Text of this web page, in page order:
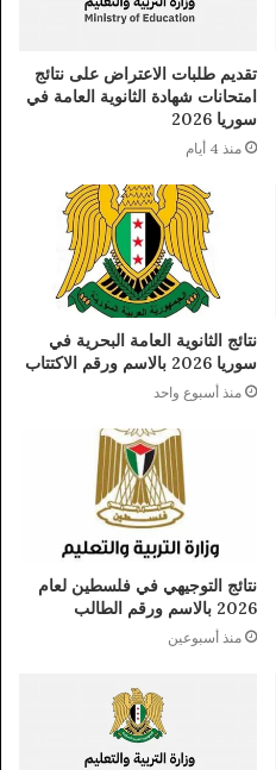
تقديم طلبات الاعتراض على نتائج
امتحانات شهادة الثانوية العامة في
سوريا 2026
منذ 4 أيام
نتائج الثانوية العامة البحرية في
سوريا 2026 بالاسم ورقم الاكتتاب
منذ أسبوع واحد
نتائج التوجيهي في فلسطين لعام
2026 بالاسم ورقم الطالب
منذ أسبوعين